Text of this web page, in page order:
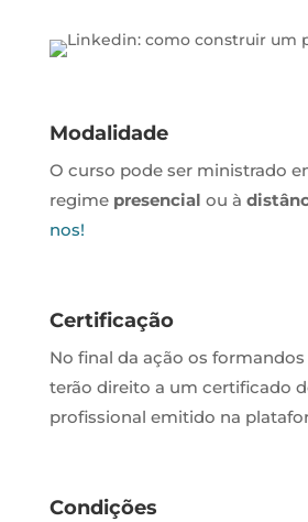
Modalidade
O curso pode ser ministrado
regime presencial ou à
nos!
Certificação
No final da ação os
terão direito a um certificado
profissional emitido na
Condições